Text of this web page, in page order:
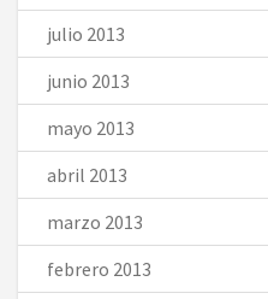
julio 2013
junio 2013
mayo 2013
abril 2013
marzo 2013
febrero 2013